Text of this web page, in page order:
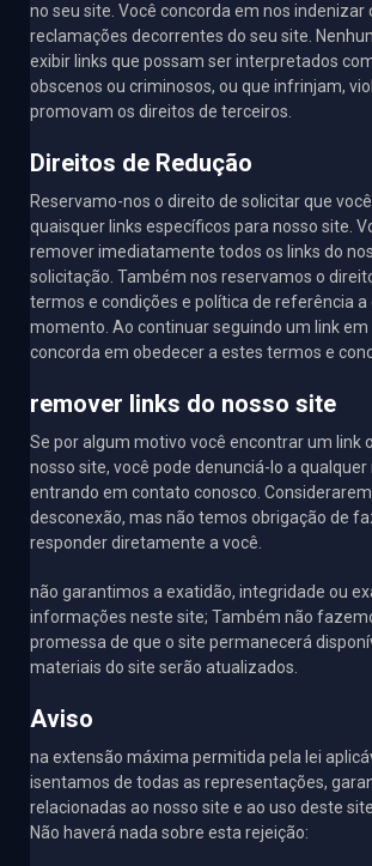
no seu site. Você concorda em nos indenizar
reclamações decorrentes do seu site.
exibir links que possam ser interpretados
obscenos ou criminosos, ou que infrinjam,
promovam os direitos de terceiros.
Direitos de Redução
Reservamo-nos o direito de solicitar que
quaisquer links específicos para nosso site.
remover imediatamente todos os links do
solicitação. Também nos reservamos o
termos e condições e política de referência a
momento. Ao continuar seguindo um link em
concorda em obedecer a estes termos e
remover links do nosso site
Se por algum motivo você encontrar um link
nosso site, você pode denunciá-lo a
entrando em contato conosco.
desconexão, mas não temos obrigação de
responder diretamente a você.
não garantimos a exatidão, integridade ou
informações neste site; Também não
promessa de que o site permanecerá
materiais do site serão atualizados.
Aviso
na extensão máxima permitida pela lei
isentamos de todas as representações,
relacionadas ao nosso site e ao uso deste
Não haverá nada sobre esta rejeição: